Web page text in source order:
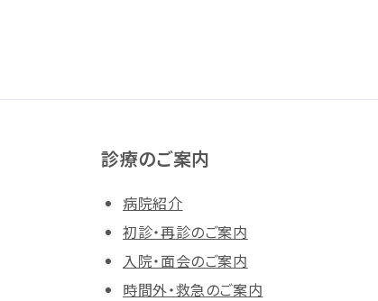
診療のご案内
病院紹介
初診・再診のご案内
入院・面会のご案内
時間外・救急のご案内